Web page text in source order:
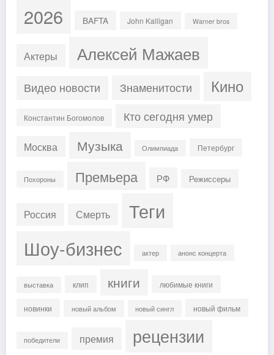
2026 BAFTA John Kalligan Warner bros
Актеры Алексей Мажаев
Видео новости Знаменитости Кино
Константин Богомолов Кто сегодня умер
Москва Музыка Олимпиада Петербург
Похороны Премьера РФ Режиссеры
Россия Смерть Теги
Шоу-бизнес актер анонс концерта
выставка клип книги любимые книги
новинки новый альбом новый сингл новый фильм
победители премия рецензии